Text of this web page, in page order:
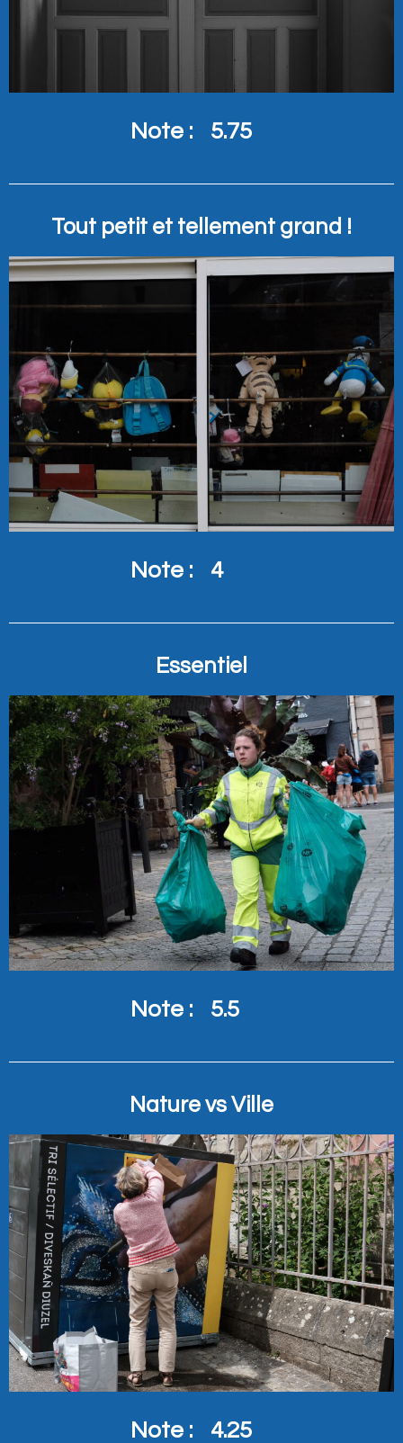
Note : 5.75
Tout petit et tellement grand !
Note : 4
Essentiel
Note : 5.5
Nature vs Ville
Note : 4.25